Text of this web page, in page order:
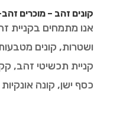
קונים זהב – מוכרים
אנו מתמחים בקניית
ושטרות, קונים
קניית תכשיטי זהב,
כסף ישן, קונה